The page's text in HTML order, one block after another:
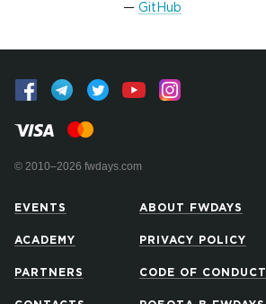
GitHub
© 2010–2026 fwdays.com
EVENTS
ACADEMY
PARTNERS
ABOUT FWDAYS
PRIVACY POLICY
CODE OF CONDUCT